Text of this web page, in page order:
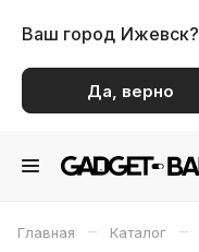
Ваш город Ижевск?
Да, верно
Главная – Каталог –